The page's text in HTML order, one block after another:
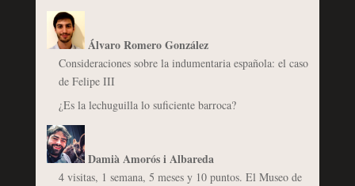
Álvaro Romero González
Consideraciones sobre la indumentaria española: el caso
de Felipe III
¿Es la lechuguilla lo suficiente barroca?
Damià Amorós i Albareda
4 visitas, 1 semana, 5 meses y 10 puntos. El Museo de